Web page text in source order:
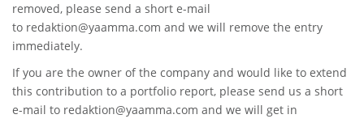
removed, please send a short e-mail
to redaktion@yaamma.com and we will remove the entry
immediately.
If you are the owner of the company and would like to extend
this contribution to a portfolio report, please send us a short
e-mail to redaktion@yaamma.com and we will get in